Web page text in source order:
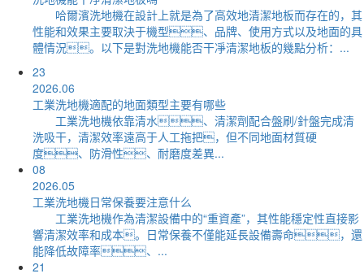
哈爾濱洗地機在設計上就是為了高效地清潔地板而存在的，其
性能和效果主要取決于機型、品牌、使用方式以及地面的具
體情況。以下是對洗地機能否干凈清潔地板的幾點分析：...
23
2026.06
工業洗地機適配的地面類型主要有哪些
工業洗地機依靠清水、清潔劑配合盤刷/針盤完成清
洗吸干，清潔效率遠高于人工拖把，但不同地面材質硬
度、防滑性、耐磨度差異...
08
2026.05
工業洗地機日常保養要注意什么
工業洗地機作為清潔設備中的“重資產”，其性能穩定性直接影
響清潔效率和成本。日常保養不僅能延長設備壽命，還
能降低故障率、...
21